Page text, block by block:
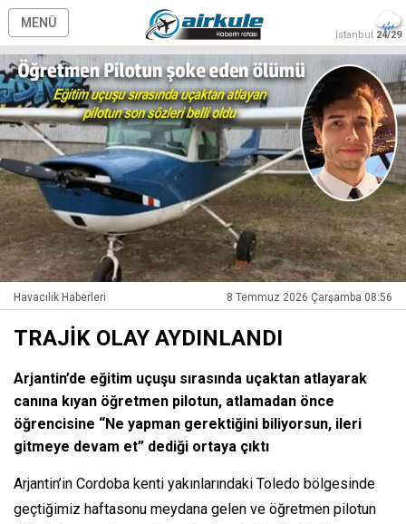
MENÜ
İstanbul 24/29
Havacılık Haberleri 8 Temmuz 2026 Çarşamba 08:56
TRAJİK OLAY AYDINLANDI
Arjantin’de eğitim uçuşu sırasında uçaktan atlayarak
canına kıyan öğretmen pilotun, atlamadan önce
öğrencisine “Ne yapman gerektiğini biliyorsun, ileri
gitmeye devam et” dediği ortaya çıktı
Arjantin’in Cordoba kenti yakınlarındaki Toledo bölgesinde
geçtiğimiz haftasonu meydana gelen ve öğretmen pilotun